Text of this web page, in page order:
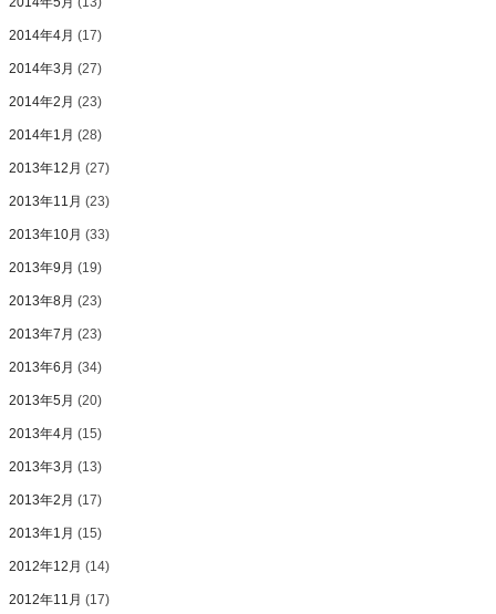
2014年4月 (17)
2014年3月 (27)
2014年2月 (23)
2014年1月 (28)
2013年12月 (27)
2013年11月 (23)
2013年10月 (33)
2013年9月 (19)
2013年8月 (23)
2013年7月 (23)
2013年6月 (34)
2013年5月 (20)
2013年4月 (15)
2013年3月 (13)
2013年2月 (17)
2013年1月 (15)
2012年12月 (14)
2012年11月 (17)